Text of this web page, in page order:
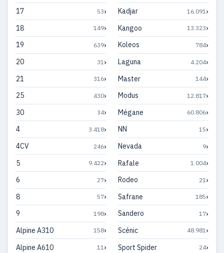
17 53›
18 149›
19 639›
20 31 ›
21 316›
25 430›
30 34›
4 3.418›
4CV 246›
5 9.422›
6 27›
8 57›
9 198›
Alpine A310 158›
Alpine A610 11›
Kadjar 16.091 ›
Kangoo 13.323›
Koleos 784›
Laguna 4.204›
Master 144›
Modus 12.817›
Mégane 60.806›
NN 15›
Nevada 9›
Rafale 1.004›
Rodeo 21 ›
Safrane 185›
Sandero 17›
Scénic 48.981›
Sport Spider 24›